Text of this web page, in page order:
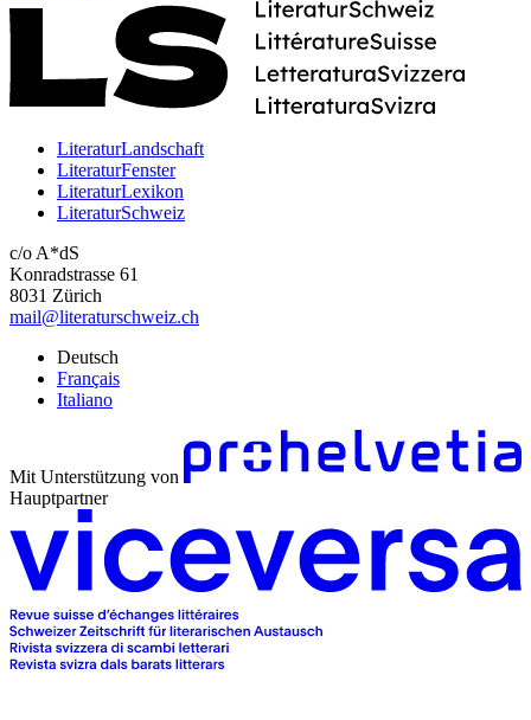
LiteraturLandschaft
LiteraturFenster
LiteraturLexikon
LiteraturSchweiz
c/o A*dS
Konradstrasse 61
8031 Zürich
mail@literaturschweiz.ch
Deutsch
Français
Italiano
Mit Unterstützung von
Hauptpartner